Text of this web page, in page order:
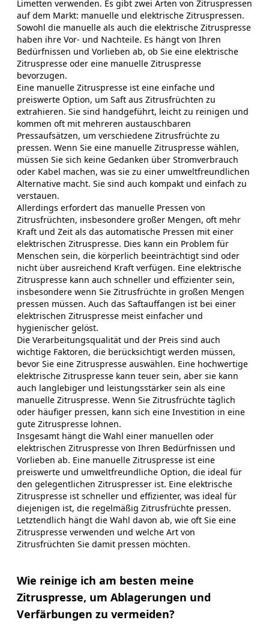
Limetten verwenden. Es gibt zwei Arten von Zitruspressen
auf dem Markt: manuelle und elektrische Zitruspressen.
Sowohl die manuelle als auch die elektrische Zitruspresse
haben ihre Vor- und Nachteile. Es hängt von Ihren
Bedürfnissen und Vorlieben ab, ob Sie eine elektrische
Zitruspresse oder eine manuelle Zitruspresse
bevorzugen.
Eine manuelle Zitruspresse ist eine einfache und
preiswerte Option, um Saft aus Zitrusfrüchten zu
extrahieren. Sie sind handgeführt, leicht zu reinigen und
kommen oft mit mehreren austauschbaren
Pressaufsätzen, um verschiedene Zitrusfrüchte zu
pressen. Wenn Sie eine manuelle Zitruspresse wählen,
müssen Sie sich keine Gedanken über Stromverbrauch
oder Kabel machen, was sie zu einer umweltfreundlichen
Alternative macht. Sie sind auch kompakt und einfach zu
verstauen.
Allerdings erfordert das manuelle Pressen von
Zitrusfrüchten, insbesondere großer Mengen, oft mehr
Kraft und Zeit als das automatische Pressen mit einer
elektrischen Zitruspresse. Dies kann ein Problem für
Menschen sein, die körperlich beeinträchtigt sind oder
nicht über ausreichend Kraft verfügen. Eine elektrische
Zitruspresse kann auch schneller und effizienter sein,
insbesondere wenn Sie Zitrusfrüchte in großen Mengen
pressen müssen. Auch das Saftauffangen ist bei einer
elektrischen Zitruspresse meist einfacher und
hygienischer gelöst.
Die Verarbeitungsqualität und der Preis sind auch
wichtige Faktoren, die berücksichtigt werden müssen,
bevor Sie eine Zitruspresse auswählen. Eine hochwertige
elektrische Zitruspresse kann teuer sein, aber sie kann
auch langlebiger und leistungsstärker sein als eine
manuelle Zitruspresse. Wenn Sie Zitrusfrüchte täglich
oder häufiger pressen, kann sich eine Investition in eine
gute Zitruspresse lohnen.
Insgesamt hängt die Wahl einer manuellen oder
elektrischen Zitruspresse von Ihren Bedürfnissen und
Vorlieben ab. Eine manuelle Zitruspresse ist eine
preiswerte und umweltfreundliche Option, die ideal für
den gelegentlichen Zitruspresser ist. Eine elektrische
Zitruspresse ist schneller und effizienter, was ideal für
diejenigen ist, die regelmäßig Zitrusfrüchte pressen.
Letztendlich hängt die Wahl davon ab, wie oft Sie eine
Zitruspresse verwenden und welche Art von
Zitrusfrüchten Sie damit pressen möchten.
Wie reinige ich am besten meine
Zitruspresse, um Ablagerungen und
Verfärbungen zu vermeiden?